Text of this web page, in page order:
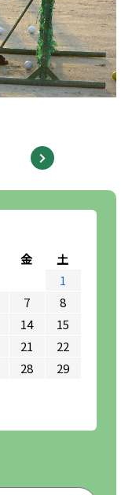
金
土
1
7
8
14
15
21
22
28
29